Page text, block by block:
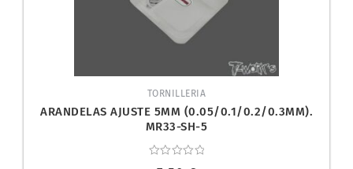
TORNILLERIA
ARANDELAS AJUSTE 5MM (0.05/0.1/0.2/0.3MM).
MR33-SH-5